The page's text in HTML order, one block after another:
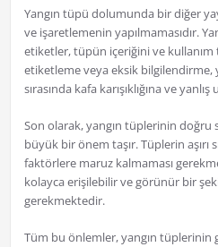
Yangın tüpü dolumunda bir diğer
ve işaretlemenin yapılmamasıdır.
etiketler, tüpün içeriğini ve kullanım
etiketleme veya eksik bilgilendirme,
sırasında kafa karışıklığına ve
Son olarak, yangın tüplerinin doğru
büyük bir önem taşır. Tüplerin aşırı
faktörlere maruz kalmaması
kolayca erişilebilir ve görünür bir
gerekmektedir.
Tüm bu önlemler, yangın tüplerinin